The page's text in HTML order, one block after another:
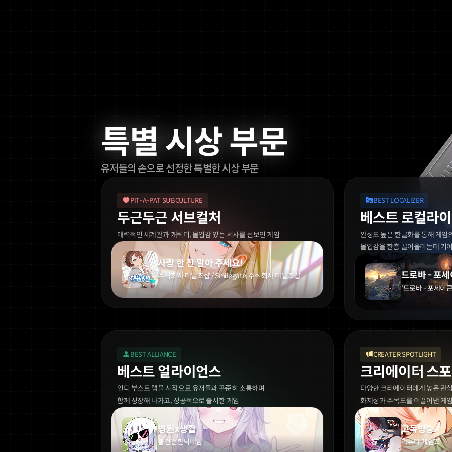
특별 시상 부문
유저들의 손으로 선정한 특별한 시상 부문
PIT-A-PAT SUBCULTURE
두근두근 서브컬처
매력적인 세계관과 캐릭터,몰입감 있는 서사를 선보인 게임
사랑 한 잔 말아 주세요!
주식회사 테일즈샵 / Smilegate, 주식회사 테일즈샵
BEST LOCALIZER
베스트 로컬라
완성도 높은 한글화를 통해 게임
몰입감을 한층 끌어올리는데 기
드로바 - 포세
'드로바 - 포세이
BEST ALLIANCE
베스트 얼라이언스
인디 부스트 랩을 시작으로 유저들과 꾸준히 소통하며
함께 성장해 나가고, 성공적으로 출시한 게임
병원x생활
불건전한닉네임
CREATER SPOTLIGHT
크리에이터 스
다양한 크리에이터에게 높은 관
화제성과 주목도를 이끌어낸 게
고독방송
라퓨타 게임즈